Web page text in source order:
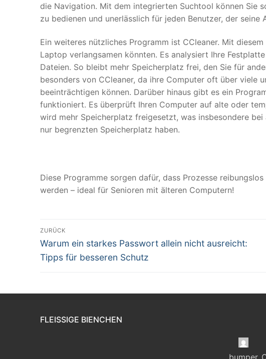
die Navigation. Mit dem integrierten Suchtool können Sie
zu bedienen und unerlässlich für jeden Benutzer, der
Ein weiteres nützliches Programm ist CCleaner. Mit
Laptop verlangsamen könnten. Es analysiert Ihre
Dateien. So bleibt mehr Speicherplatz frei, den Sie für
besonders von CCleaner, da ihre Computer oft über viele
beeinträchtigen können. Darüber hinaus gibt es ein
funktioniert. Es überprüft Ihren Computer auf alte oder
wird mehr Speicherplatz freigesetzt, was insbesondere
nur begrenzten Speicherplatz haben.
Diese Programme sorgen dafür, dass Prozesse
werden – ideal für Senioren mit älteren Computern!
Beitragsnavigation
ZURÜCK
Vorheriger
Beitrag:
Warum ein starkes Passwort allein nicht ausreicht:
Tipps für besseren Schutz
FLEISSIGE BIENCHEN
bumper